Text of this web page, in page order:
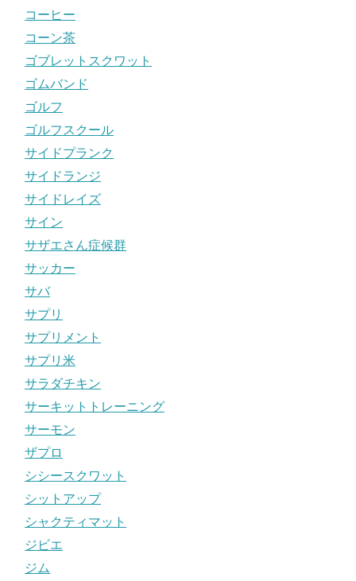
コーヒー
コーン茶
ゴブレットスクワット
ゴムバンド
ゴルフ
ゴルフスクール
サイドプランク
サイドランジ
サイドレイズ
サイン
サザエさん症候群
サッカー
サバ
サプリ
サプリメント
サプリ米
サラダチキン
サーキットトレーニング
サーモン
ザプロ
シシースクワット
シットアップ
シャクティマット
ジビエ
ジム